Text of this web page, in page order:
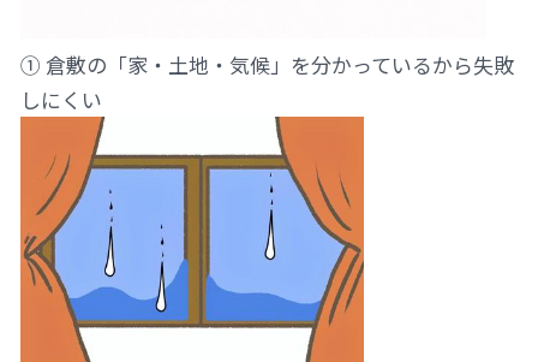
① 倉敷の「家・土地・気候」を分かっているから失敗
しにくい